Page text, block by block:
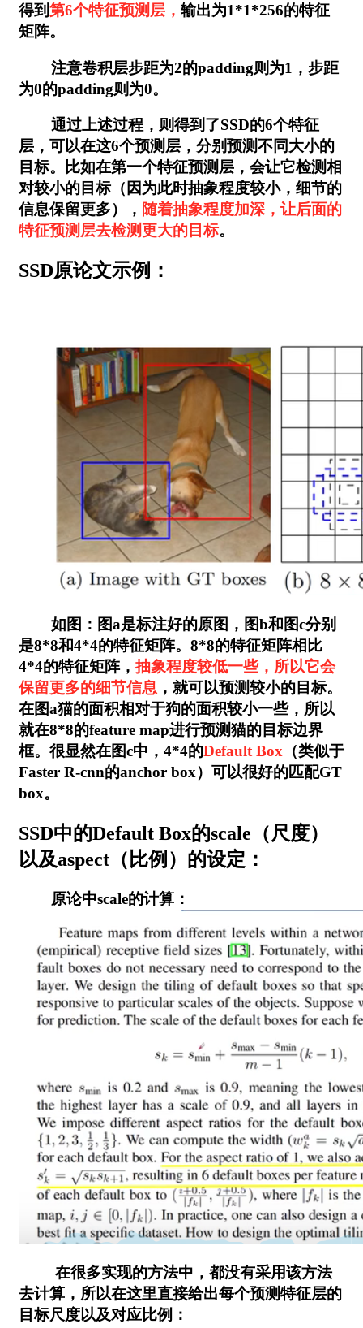
得到第6个特征预测层， 输出为1*1*256的特征
矩阵。
注意卷积层步距为2的padding则为1，步距
为0的padding则为0。
通过上述过程，则得到了SSD的6个特征
层，可以在这6个预测层，分别预测不同大小的
目标。比如在第一个特征预测层，会让它检测相
对较小的目标（因为此时抽象程度较小，细节的
信息保留更多）， 随着抽象程度加深，让后面的
特征预测层去检测更大的目标。
SSD原论文示例：
如图：图a是标注好的原图，图b和图c分别
是8*8和4*4的特征矩阵。8*8的特征矩阵相比
4*4的特征矩阵， 抽象程度较低一些，所以它会
保留更多的细节信息 ，就可以预测较小的目标。
在图a猫的面积相对于狗的面积较小一些，所以
就在8*8的feature map进行预测猫的目标边界
框。很显然在图c中，4*4的Default Box （类似于
Faster R-cnn的anchor box）可以很好的匹配GT
box。
SSD中的Default Box的scale（尺度）
以及aspect（比例）的设定：
原论中scale的计算：
在很多实现的方法中，都没有采用该方法
去计算，所以在这里直接给出每个预测特征层的
目标尺度以及对应比例：